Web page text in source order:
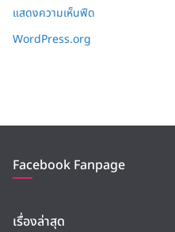
แสดงความเห็นฟีด
WordPress.org
Facebook Fanpage
เรื่องล่าสุด